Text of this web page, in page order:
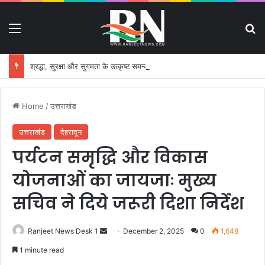
Home /उत्तराखंड
उत्तराखंड देहरादून
पर्यटन समृद्धि और विकास
योजनाओं का जायजाः मुख्य
सचिव ने दिये जरूरी दिशा निर्देश
Ranjeet News Desk 1 December 2, 2025 0 1,648
1 minute read